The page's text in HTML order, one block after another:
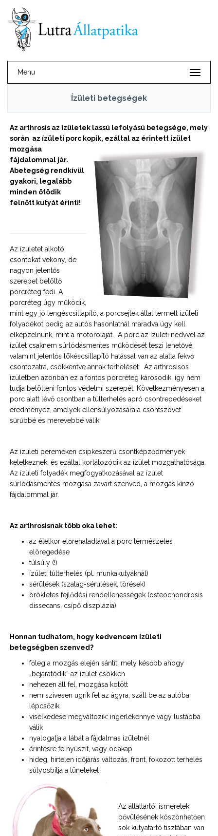
Menu
Ízületi betegségek
Az arthrosis az ízületek lassú lefolyású betegsége, mely
során az ízületi porc kopik, ezáltal az érintett ízület
mozgása
fájdalommal jár.
Abetegség rendkívül
gyakori, legalább
minden ötödik
felnőtt kutyát érinti!
Az ízületet alkotó
csontokat vékony, de
nagyon jelentős
szerepet betöltő
porcréteg fedi. A
porcréteg úgy működik,
mint egy jó lengéscsillapító, a porcsejtek által termelt ízületi
folyadékot pedig az autós hasonlatnál maradva úgy kell
elképzelnünk, mint a motorolajat. A porc az ízületi nedvvel az
ízület csaknem súrlódásmentes működését teszi lehetővé,
valamint jelentős lökéscsillapító hatással van az alatta fekvő
csontozatra, csökkentve annak terhelését. Az arthrosisos
ízületben azonban ez a fontos porcréteg károsodik, így nem
tudja betölteni fontos védelmi szerepét. Következményesen a
porc alatt lévő csontban a túlterhelés apró csontrepedéseket
eredményez, amelyek ellensúlyozására a csontszövet
sűrűbbé és merevebbé válik.
Az ízületi peremeken csipkeszerű csontképződmények
keletkeznek, és ezáltal korlátozódik az ízület mozgathatósága.
Az ízületi folyadék megfogyatkozásával az ízület
súrlódásmentes mozgása zavart szenved, a mozgás kínzó
fájdalommal jár.
Az arthrosisnak több oka lehet:
az életkor előrehaladtával a porc természetes
elöregedése
túlsúly (!)
ízületi túlterhelés (pl. munkakutyáknál)
sérülések (szalag-sérülések, törések)
örökletes fejlődési rendellenességek (osteochondrosis
dissecans, csípő diszplázia)
Honnan tudhatom, hogy kedvencem ízületi
betegségben szenved?
főleg a mozgás elején sántít, mely később ahogy
„bejáratódik” az ízület csökken
nehezen áll fel, mozgása kötött
nem szívesen ugrik fel az ágyra, száll be az autóba,
lépcsőzik
viselkedése megváltozik: ingerlékennyé vagy lustábbá
válik
nyalogatja a lábát a fájdalmas ízületnél
érintésre felnyüszít, vagy odakap
hideg, hirtelen időjárás változás, front, fokozott terhelés
súlyosbítja a tüneteket
Az állattartói ismeretek
bővülésének köszönhetően
sok kutyatartó tisztában van